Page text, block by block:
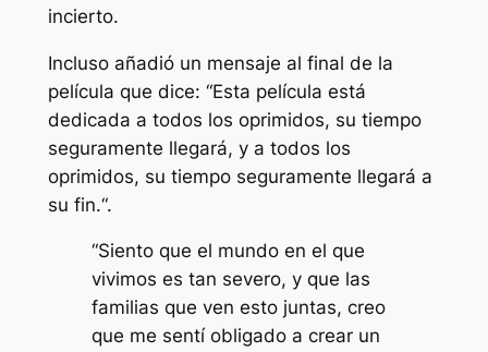
incierto.
Incluso añadió un mensaje al final de la
película que dice: “Esta película está
dedicada a todos los oprimidos, su tiempo
seguramente llegará, y a todos los
oprimidos, su tiempo seguramente llegará a
su fin.“.
“Siento que el mundo en el que
vivimos es tan severo, y que las
familias que ven esto juntas, creo
que me sentí obligado a crear un